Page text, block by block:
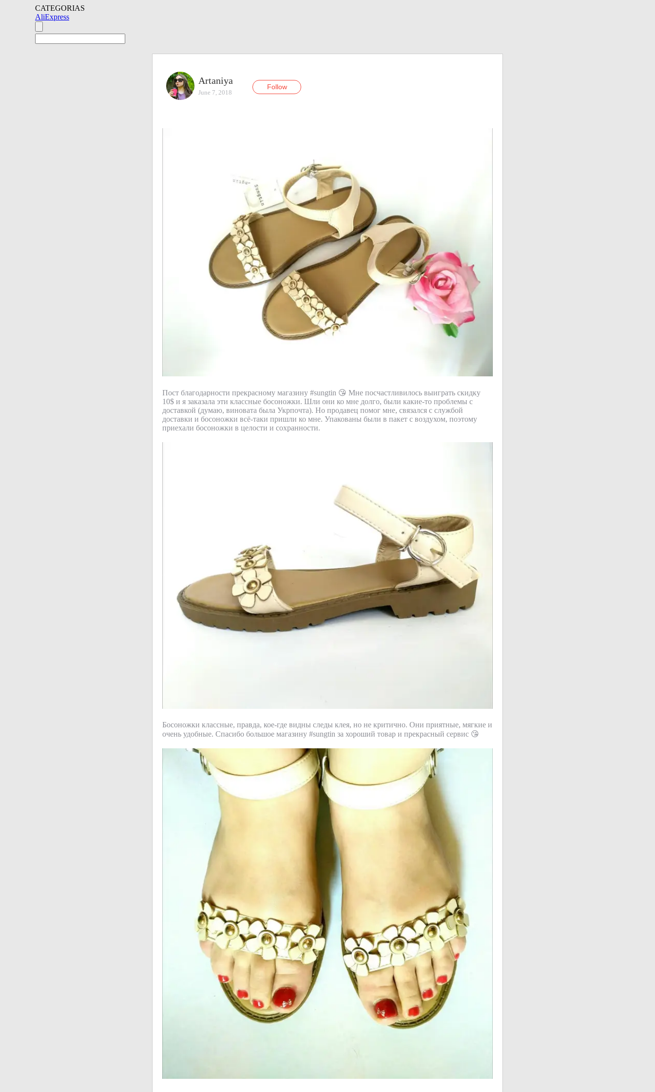
CATEGORIAS
AliExpress
Artaniya
June 7, 2018
Follow
Пост благодарности прекрасному магазину #sungtin 😘 Мне посчастливилось выиграть скидку
10$ и я заказала эти классные босоножки. Шли они ко мне долго, были какие-то проблемы с
доставкой (думаю, виновата была Укрпочта). Но продавец помог мне, связался с службой
доставки и босоножки всё-таки пришли ко мне. Упакованы были в пакет с воздухом, поэтому
приехали босоножки в целости и сохранности.
Босоножки классные, правда, кое-где видны следы клея, но не критично. Они приятные, мягкие и
очень удобные. Спасибо большое магазину #sungtin за хороший товар и прекрасный сервис 😘